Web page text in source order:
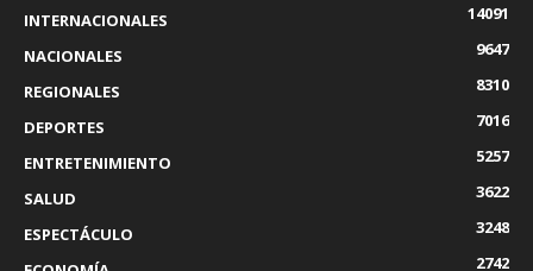
INTERNACIONALES
14091
NACIONALES
9647
REGIONALES
8310
DEPORTES
7016
ENTRETENIMIENTO
5257
SALUD
3622
ESPECTÁCULO
3248
2742